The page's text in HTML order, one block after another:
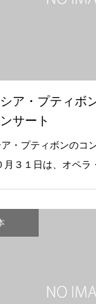
ア・プティボ
サート
・プティボンのコ
月３１日は、オペ